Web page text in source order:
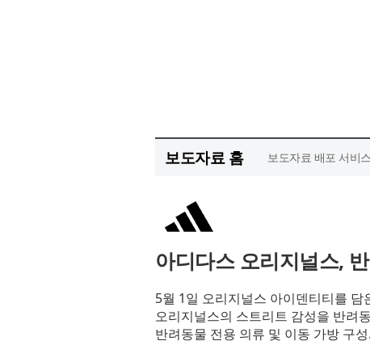
보도자료 홈 보도자료 배포 서비
아디다스 오리지널스,
5월 1일 오리지널스 아이덴티티를 담
오리지널스의 스트리트 감성을 반려
반려동물 전용 의류 및 이동 가방 구